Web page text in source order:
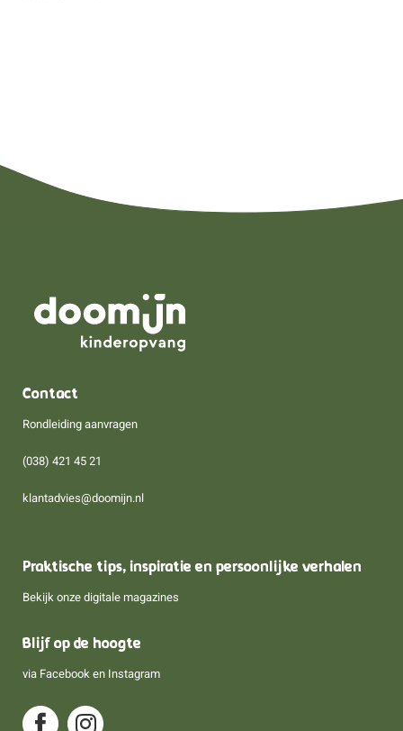
Contact
Rondleiding aanvragen
(038) 421 45 21
klantadvies@doomijn.nl
Praktische tips, inspiratie en persoonlijke verhalen
Bekijk onze digitale magazines
Blijf op de hoogte
via Facebook en Instagram